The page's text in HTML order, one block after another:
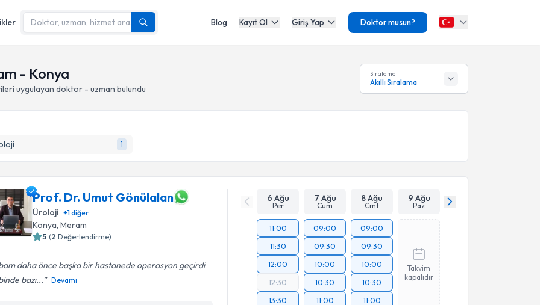
Blog Kayıt Ol Giriş Yap Doktor musun?
- Konya
uygulayan doktor - uzman bulundu
Sıralama
Akıllı Sıralama
1
Prof. Dr. Umut Gönülalan
Üroloji +1diğer
Konya, Meram
5 (2 Değerlendirme)
daha önce başka bir hastanede operasyon geçirdi
bazı...
Devamı
6 Ağu
Per
7 Ağu
Cum
8 Ağu
Cmt
9 Ağu
Paz
11:00
11:30
12:00
12:30
13:30
09:00
09:30
10:00
10:30
11:00
09:00
09:30
10:00
10:30
11:00
Takvim
kapalıdır